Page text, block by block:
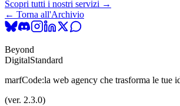
Scopri tutti i nostri servizi →
← Torna all'Archivio
Beyond
DigitalStandard
marfCode:la web agency che trasforma le tue
(ver. 2.3.0)